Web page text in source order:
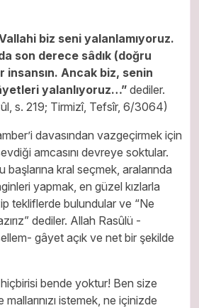
biz seni yalanlamıyoruz.
son derece sâdık (doğru
insansın. Ancak biz, senin
âyetleri yalanlıyoruz…” dediler.
s. 219; Tirmizî, Tefsîr, 6/3064)
davasından vazgeçirmek için
amcasını devreye soktular.
başlarına kral seçmek, aralarında
yapmak, en güzel kızlarla
tekliflerde bulundular ve “Ne
dediler. Allah Rasûlü -
gâyet açık ve net bir şekilde
bende yoktur! Ben size
istemek, ne içinizde